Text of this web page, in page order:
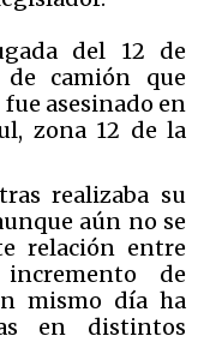
del 12 de
camión que
asesinado en
zona 12 de la
realizaba su
aún no se
relación entre
de
mismo día ha
en distintos